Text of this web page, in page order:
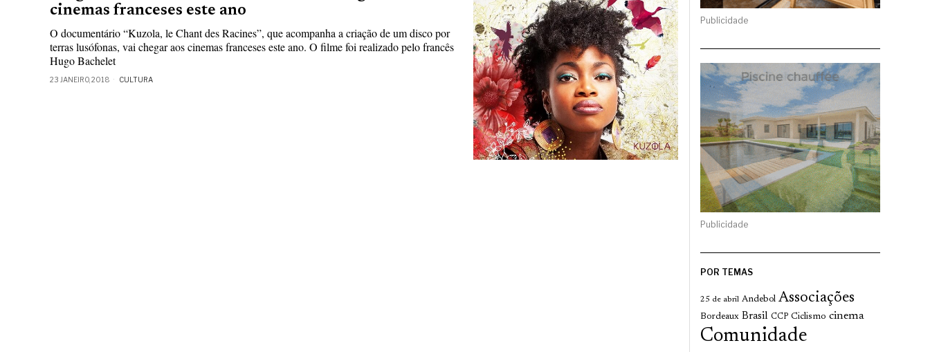
cinemas franceses este ano
O documentário “Kuzola, le Chant des Racines”, que acompanha a criação de um disco por
terras lusófonas, vai chegar aos cinemas franceses este ano. O filme foi realizado pelo francês
Hugo Bachelet
23 JANEIRO, 2018 CULTURA
Publicidade
Publicidade
POR TEMAS
25 de abril Andebol Associações
Bordeaux Brasil CCP Ciclismo cinema
Comunidade